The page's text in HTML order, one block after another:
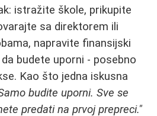
istražite škole, prikupite
sa direktorem ili
napravite finansijski
budete uporni - posebno
Kao što jedna iskusna
budite uporni. Sve se
predati na prvoj prepreci."